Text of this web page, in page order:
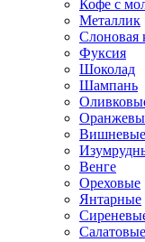
Кофе с
Металлик
Слоновая
Фуксия
Шоколад
Шампань
Вишневые
Венге
Ореховые
Янтарные
Салатовые